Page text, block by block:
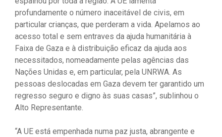
profundamente o número inaceitável de civis, em
particular crianças, que perderam a vida. Apelamos ao
acesso total e sem entraves da ajuda humanitária à
Faixa de Gaza e à distribuição eficaz da ajuda aos
necessitados, nomeadamente pelas agências das
Nações Unidas e, em particular, pela UNRWA. As
pessoas deslocadas em Gaza devem ter garantido um
regresso seguro e digno às suas casas”, sublinhou o
Alto Representante.
“A UE está empenhada numa paz justa, abrangente e